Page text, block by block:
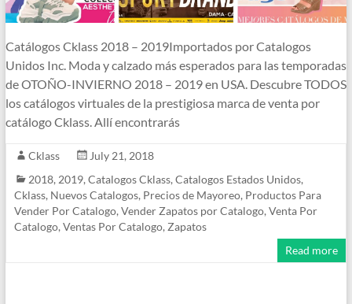
Catálogos Cklass 2018 – 2019Importados por Catalogos
Unidos Inc. Moda y calzado más esperados para las temporadas
de OTOÑO-INVIERNO 2018 – 2019 en USA. Descubre TODOS
los catálogos virtuales de la prestigiosa marca de venta por
catálogo Cklass. Allí encontrarás
Cklass
July 21, 2018
2018, 2019, Catalogos Cklass, Catalogos Estados Unidos,
Cklass, Nuevos Catalogos, Precios de Mayoreo, Productos Para
Vender Por Catalogo, Vender Zapatos por Catalogo, Venta Por
Catalogo, Ventas Por Catalogo, Zapatos
Read more